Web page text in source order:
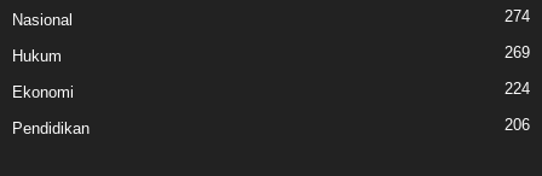
Nasional 274
Hukum 269
Ekonomi 224
Pendidikan 206